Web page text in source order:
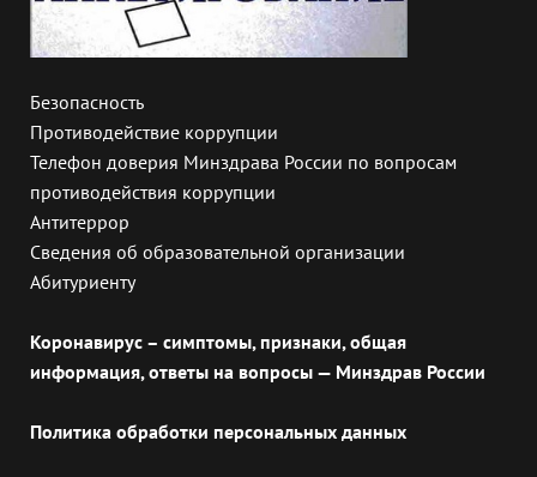
Безопасность
Противодействие коррупции
Телефон доверия Минздрава России по вопросам
противодействия коррупции
Антитеррор
Сведения об образовательной организации
Абитуриенту
Коронавирус – симптомы, признаки, общая
информация, ответы на вопросы — Минздрав России
Политика обработки персональных данных